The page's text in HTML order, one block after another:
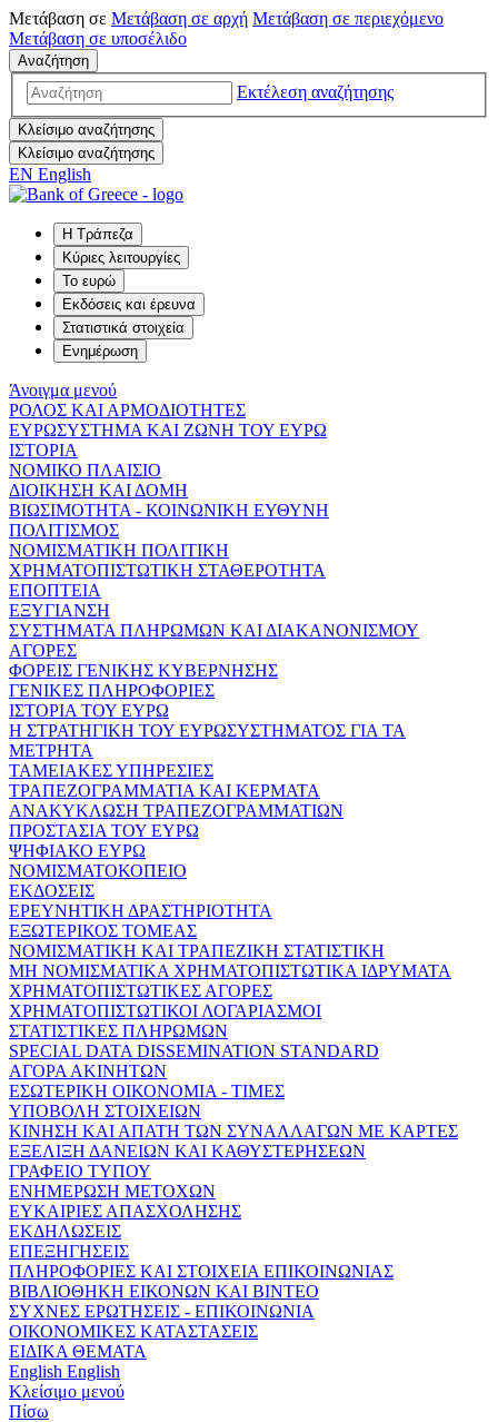
Μετάβαση σε Μετάβαση σε αρχή Μετάβαση σε περιεχόμενο
Μετάβαση σε υποσέλιδο
Αναζήτηση
Εκτέλεση αναζήτησης
Κλείσιμο αναζήτησης
Κλείσιμο αναζήτησης
EN English
Η Τράπεζα
Κύριες λειτουργίες
Το ευρώ
Εκδόσεις και έρευνα
Στατιστικά στοιχεία
Ενημέρωση
Άνοιγμα μενού
ΡΟΛΟΣ ΚΑΙ ΑΡΜΟΔΙΟΤΗΤΕΣ
ΕΥΡΩΣΥΣΤΗΜΑ ΚΑΙ ΖΩΝΗ ΤΟΥ ΕΥΡΩ
ΙΣΤΟΡΙΑ
ΝΟΜΙΚΟ ΠΛΑΙΣΙΟ
ΔΙΟΙΚΗΣΗ ΚΑΙ ΔΟΜΗ
ΒΙΩΣΙΜΟΤΗΤΑ - ΚΟΙΝΩΝΙΚΗ ΕΥΘΥΝΗ
ΠΟΛΙΤΙΣΜΟΣ
ΝΟΜΙΣΜΑΤΙΚΗ ΠΟΛΙΤΙΚΗ
ΧΡΗΜΑΤΟΠΙΣΤΩΤΙΚΗ ΣΤΑΘΕΡΟΤΗΤΑ
ΕΠΟΠΤΕΙΑ
ΕΞΥΓΙΑΝΣΗ
ΣΥΣΤΗΜΑΤΑ ΠΛΗΡΩΜΩΝ ΚΑΙ ΔΙΑΚΑΝΟΝΙΣΜΟΥ
ΑΓΟΡΕΣ
ΦΟΡΕΙΣ ΓΕΝΙΚΗΣ ΚΥΒΕΡΝΗΣΗΣ
ΓΕΝΙΚΕΣ ΠΛΗΡΟΦΟΡΙΕΣ
ΙΣΤΟΡΙΑ ΤΟΥ ΕΥΡΩ
Η ΣΤΡΑΤΗΓΙΚΗ ΤΟΥ ΕΥΡΩΣΥΣΤΗΜΑΤΟΣ ΓΙΑ ΤΑ
ΜΕΤΡΗΤΑ
ΤΑΜΕΙΑΚΕΣ ΥΠΗΡΕΣΙΕΣ
ΤΡΑΠΕΖΟΓΡΑΜΜΑΤΙΑ ΚΑΙ ΚΕΡΜΑΤΑ
ΑΝΑΚΥΚΛΩΣΗ ΤΡΑΠΕΖΟΓΡΑΜΜΑΤΙΩΝ
ΠΡΟΣΤΑΣΙΑ ΤΟΥ ΕΥΡΩ
ΨΗΦΙΑΚΟ ΕΥΡΩ
ΝΟΜΙΣΜΑΤΟΚΟΠΕΙΟ
ΕΚΔΟΣΕΙΣ
ΕΡΕΥΝΗΤΙΚΗ ΔΡΑΣΤΗΡΙΟΤΗΤΑ
ΕΞΩΤΕΡΙΚΟΣ ΤΟΜΕΑΣ
ΝΟΜΙΣΜΑΤΙΚΗ ΚΑΙ ΤΡΑΠΕΖΙΚΗ ΣΤΑΤΙΣΤΙΚΗ
ΜΗ ΝΟΜΙΣΜΑΤΙΚΑ ΧΡΗΜΑΤΟΠΙΣΤΩΤΙΚΑ ΙΔΡΥΜΑΤΑ
ΧΡΗΜΑΤΟΠΙΣΤΩΤΙΚΕΣ ΑΓΟΡΕΣ
ΧΡΗΜΑΤΟΠΙΣΤΩΤΙΚΟΙ ΛΟΓΑΡΙΑΣΜΟΙ
ΣΤΑΤΙΣΤΙΚΕΣ ΠΛΗΡΩΜΩΝ
SPECIAL DATA DISSEMINATION STANDARD
ΑΓΟΡΑ ΑΚΙΝΗΤΩΝ
ΕΣΩΤΕΡΙΚΗ ΟΙΚΟΝΟΜΙΑ - ΤΙΜΕΣ
ΥΠΟΒΟΛΗ ΣΤΟΙΧΕΙΩΝ
ΚΙΝΗΣΗ ΚΑΙ ΑΠΑΤΗ ΤΩΝ ΣΥΝΑΛΛΑΓΩΝ ΜΕ ΚΑΡΤΕΣ
ΕΞΕΛΙΞΗ ΔΑΝΕΙΩΝ ΚΑΙ ΚΑΘΥΣΤΕΡΗΣΕΩΝ
ΓΡΑΦΕΙΟ ΤΥΠΟΥ
ΕΝΗΜΕΡΩΣΗ ΜΕΤΟΧΩΝ
ΕΥΚΑΙΡΙΕΣ ΑΠΑΣΧΟΛΗΣΗΣ
ΕΚΔΗΛΩΣΕΙΣ
ΕΠΕΞΗΓΗΣΕΙΣ
ΠΛΗΡΟΦΟΡΙΕΣ ΚΑΙ ΣΤΟΙΧΕΙΑ ΕΠΙΚΟΙΝΩΝΙΑΣ
ΒΙΒΛΙΟΘΗΚΗ ΕΙΚΟΝΩΝ ΚΑΙ ΒΙΝΤΕΟ
ΣΥΧΝΕΣ ΕΡΩΤΗΣΕΙΣ - ΕΠΙΚΟΙΝΩΝΙΑ
ΟΙΚΟΝΟΜΙΚΕΣ ΚΑΤΑΣΤΑΣΕΙΣ
ΕΙΔΙΚΑ ΘΕΜΑΤΑ
English English
Κλείσιμο μενού
Πίσω